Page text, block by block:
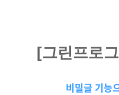
[그린프로
비밀글 기능